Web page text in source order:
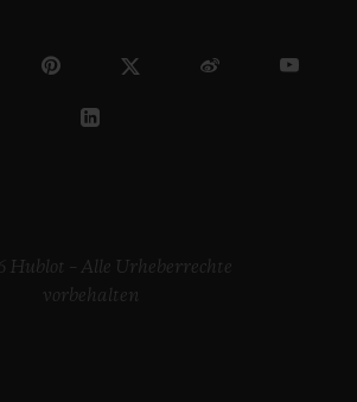
Hublot – Alle Urheberrechte
vorbehalten